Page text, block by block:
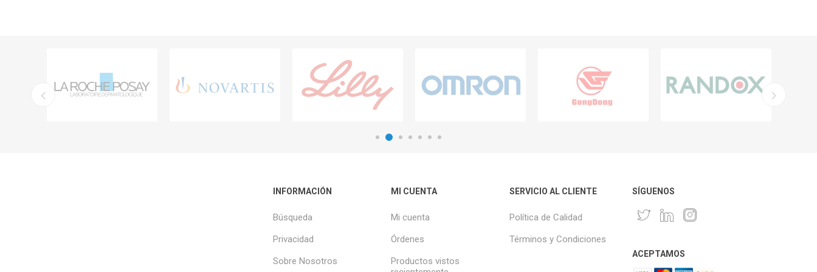
INFORMACIÓN
Búsqueda
Privacidad
Sobre Nosotros
MI CUENTA
Mi cuenta
Órdenes
Productos vistos
SERVICIO AL CLIENTE
Política de Calidad
Términos y Condiciones
SÍGUENOS
ACEPTAMOS